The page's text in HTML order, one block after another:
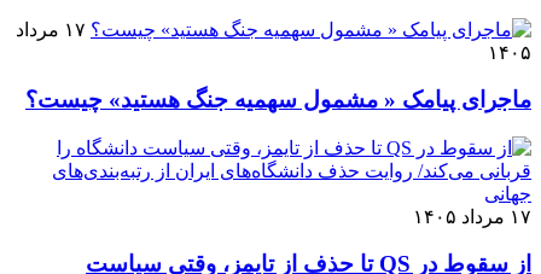
۱۷ مرداد
۱۴۰۵
ماجرای پیامک « مشمول سهمیه جنگ هستید» چیست؟
۱۷ مرداد ۱۴۰۵
از سقوط در QS تا حذف از تایمز، وقتی سیاست